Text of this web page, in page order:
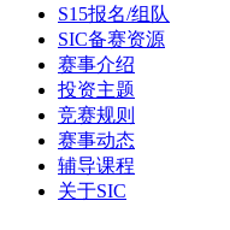
S15报名/组队
SIC备赛资源
赛事介绍
投资主题
竞赛规则
赛事动态
辅导课程
关于SIC